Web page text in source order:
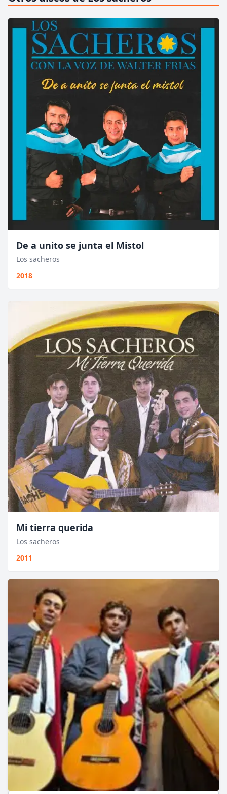
De a unito se junta el Mistol
Los sacheros
2018
Mi tierra querida
Los sacheros
2011